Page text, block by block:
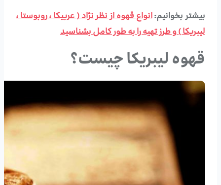
بیشتر بخوانیم:انواع قهوه از نظر نژاد ( عربیکا ، روبوستا ،
لیبریکا ) و طرز تهیه را به طور کامل بشناسید
قهوه لیبریکا چیست؟